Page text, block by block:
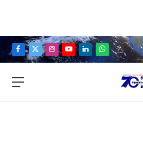
Facebook
X
Instagram
YouTubeLinkedInWhatsApp